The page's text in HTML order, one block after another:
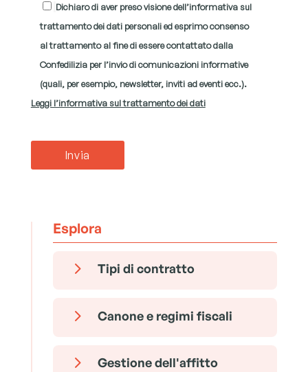
Dichiaro di aver preso visione dell’informativa sul
trattamento dei dati personali ed esprimo consenso
al trattamento al fine di essere contattato dalla
Confedilizia per l’invio di comunicazioni informative
(quali, per esempio, newsletter, inviti ad eventi ecc.).
Leggi l’informativa sul trattamento dei dati
Esplora
5 Tipi di contratto
5 Canone e regimi fiscali
5 Gestione dell'affitto